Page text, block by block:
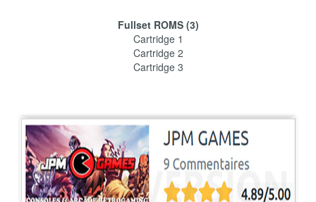
Fullset ROMS (3)
Cartridge 1
Cartridge 2
Cartridge 3